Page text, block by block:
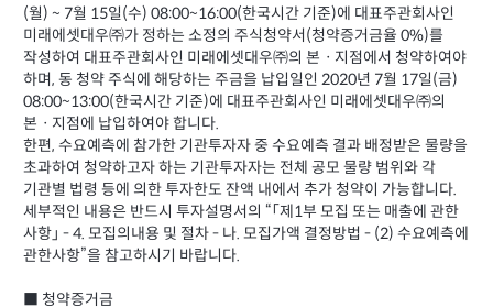
(월) ~ 7월 15일(수) 08:00~16:00(한국시간 기준)에 대표주관회사인
미래에셋대우㈜가 정하는 소정의 주식청약서(청약증거금율 0%)를
작성하여 대표주관회사인 미래에셋대우㈜의 본ㆍ지점에서 청약하여야
하며, 동 청약 주식에 해당하는 주금을 납입일인 2020년 7월 17일(금)
08:00~13:00(한국시간 기준)에 대표주관회사인 미래에셋대우㈜의
본ㆍ지점에 납입하여야 합니다.
한편, 수요예측에 참가한 기관투자자 중 수요예측 결과 배정받은 물량을
초과하여 청약하고자 하는 기관투자자는 전체 공모 물량 범위와 각
기관별 법령 등에 의한 투자한도 잔액 내에서 추가 청약이 가능합니다.
세부적인 내용은 반드시 투자설명서의 “「제1부 모집 또는 매출에 관한
사항」 - 4. 모집의내용 및 절차 - 나. 모집가액 결정방법 - (2) 수요예측에
관한사항”을 참고하시기 바랍니다.
■ 청약증거금